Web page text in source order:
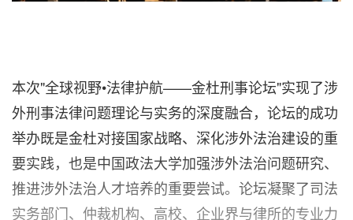
本次"全球视野•法律护航——金杜刑事论坛"实现了涉
外刑事法律问题理论与实务的深度融合，论坛的成功
举办既是金杜对接国家战略、深化涉外法治建设的重
要实践，也是中国政法大学加强涉外法治问题研究、
推进涉外法治人才培养的重要尝试。论坛凝聚了司法
实务部门、仲裁机构、高校、企业界与律所的专业力